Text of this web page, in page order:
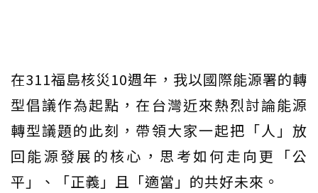
在311福島核災10週年，我以國際能源署的轉
型倡議作為起點，在台灣近來熱烈討論能源
轉型議題的此刻，帶領大家一起把「人」放
回能源發展的核心，思考如何走向更「公
平」、「正義」且「適當」的共好未來。